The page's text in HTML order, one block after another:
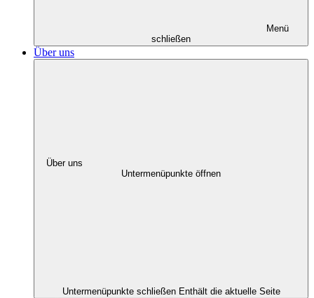
Menü
schließen
Über uns
Über uns
Untermenüpunkte öffnen
Untermenüpunkte schließen Enthält die aktuelle Seite